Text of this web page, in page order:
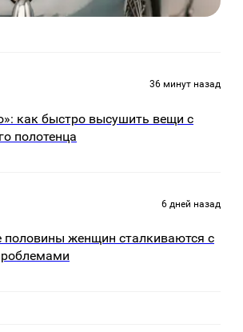
36 минут назад
как быстро высушить вещи с
полотенца
6 дней назад
половины женщин сталкиваются с